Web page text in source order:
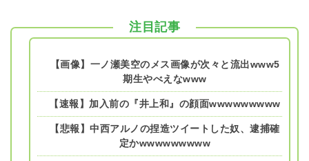
注目記事
【画像】一ノ瀬美空のメス画像が次々と流出www5
期生やべえなwww
【速報】加入前の『井上和』の顔面wwwwwwwww
【悲報】中西アルノの捏造ツイートした奴、逮捕確
定かwwwwwwwww